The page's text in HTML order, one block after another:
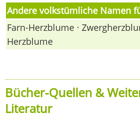
Andere volkstümliche Namen
Farn-Herzblume ·
Herzblume
Bücher-Quellen &
Literatur